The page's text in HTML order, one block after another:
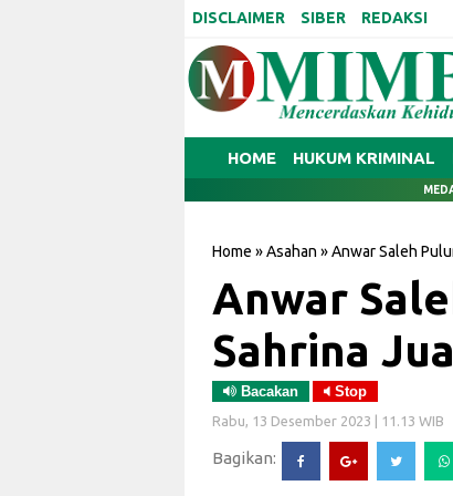
DISCLAIMER SIBER REDAKSI
HOME HUKUM KRIMINAL
Home »Asahan »Anwar Saleh
Anwar
Sahrina
Bacakan Stop
Rabu, 13 Desember 2023 | 11.13 WIB
Bagikan: